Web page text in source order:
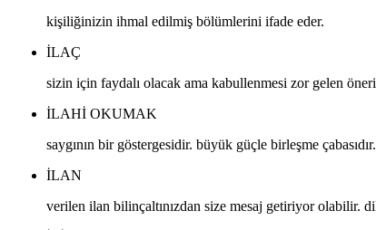
kişiliğinizin ihmal edilmiş bölümlerini ifade eder.
ILAÇ
sizin için faydalı olacak ama kabullenmesi zor gelen
ILAHI OKUMAK
saygının bir göstergesidir. büyük güçle birleşme çabasıdır.
ILAN
verilen ilan bilinçaltınızdan size mesaj getiriyor olabilir.